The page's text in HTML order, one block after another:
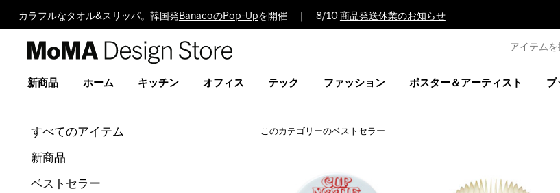
カラフルなタオル&スリッパ。韓国発 BanacoのPop-Upを開催 ｜ 8/10 商品発送休業のお知らせ
Design
新商品 ホーム キッチン オフィス テック ファッション ポスター＆アーティスト ブ
このカテゴリーのベストセラー
すべてのアイテム
新商品
ベストセラー